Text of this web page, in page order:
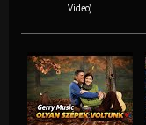
Video)